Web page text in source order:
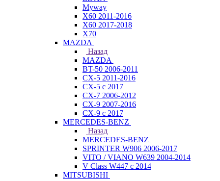
Myway
X60 2011-2016
X60 2017-2018
X70
MAZDA
Назад
MAZDA
BT-50 2006-2011
CX-5 2011-2016
CX-5 с 2017
CX-7 2006-2012
CX-9 2007-2016
CX-9 с 2017
MERCEDES-BENZ
Назад
MERCEDES-BENZ
SPRINTER W906 2006-2017
VITO / VIANO W639 2004-2014
V Class W447 с 2014
MITSUBISHI